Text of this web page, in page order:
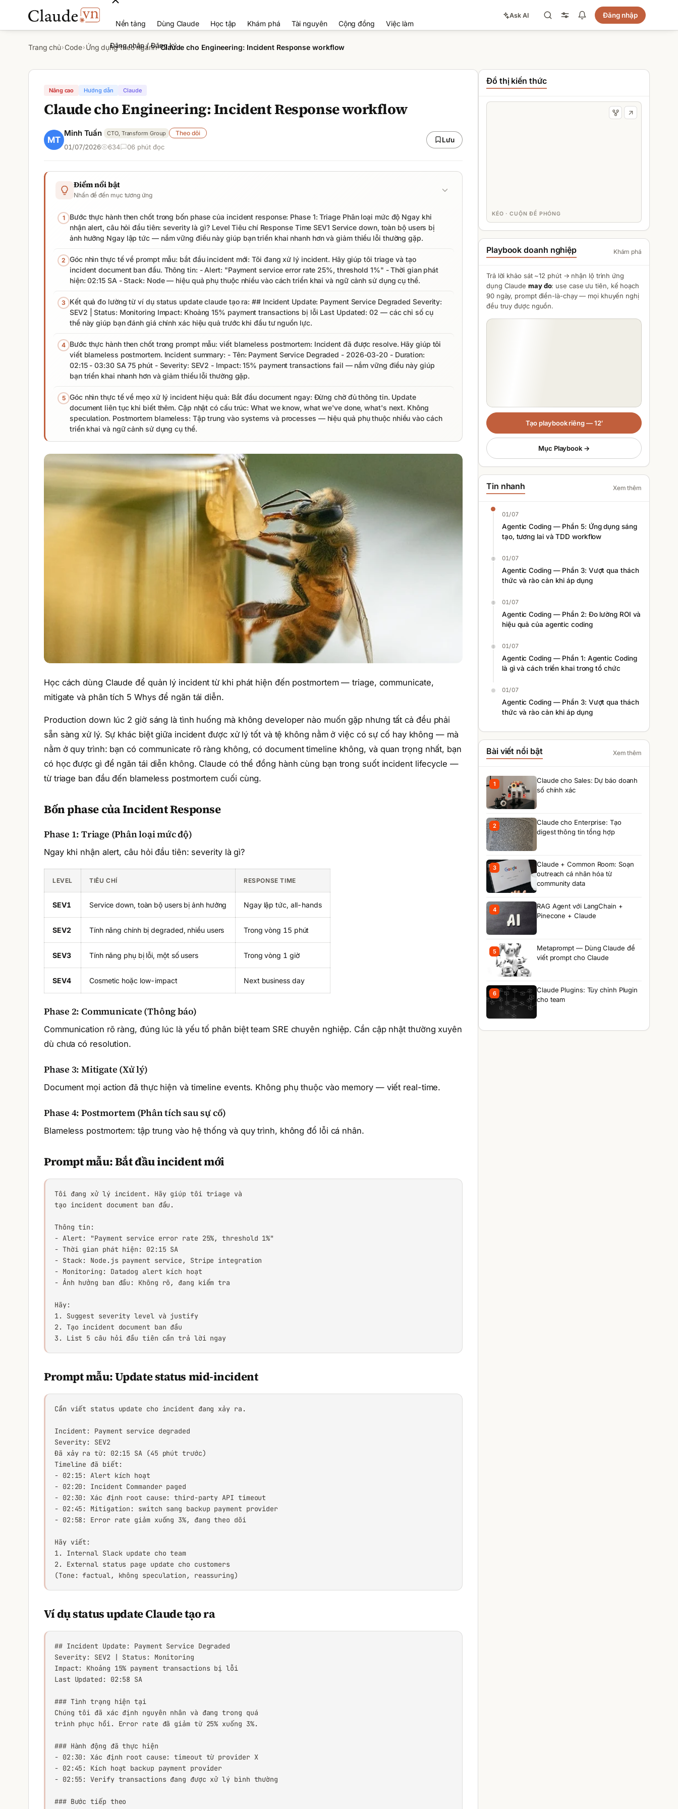
Nền tảng Dùng Claude Học tập Khám phá Tài nguyên Cộng đồng Việc làm
Đăng nhập / Đăng ký
Ask AI Đăng nhập
Trang chủ› Code› Ứng dụng theo ngành›Claude cho Engineering: Incident Response workflow
Nâng cao Hướng dẫn Claude
Claude cho Engineering: Incident Response workflow
Minh Tuấn CTO, Transform Group Theo dõi
01/07/2026 634 06phút đọc
Lưu
Điểm nổi bật
Nhấn để đến mục tương ứng
1
Bước thực hành then chốt trong bốn phase của incident response: Phase 1: Triage Phân loại mức độ Ngay khi
nhận alert, câu hỏi đầu tiên: severity là gì? Level Tiêu chí Response Time SEV1 Service down, toàn bộ users bị
ảnh hưởng Ngay lập tức — nắm vững điều này giúp bạn triển khai nhanh hơn và giảm thiểu lỗi thường gặp.
2 Góc nhìn thực tế về prompt mẫu: bắt đầu incident mới: Tôi đang xử lý incident. Hãy giúp tôi triage và tạo
incident document ban đầu. Thông tin: - Alert: "Payment service error rate 25%, threshold 1%" - Thời gian phát
hiện: 02:15 SA - Stack: Node — hiệu quả phụ thuộc nhiều vào cách triển khai và ngữ cảnh sử dụng cụ thể.
3
Kết quả đo lường từ ví dụ status update claude tạo ra: ## Incident Update: Payment Service Degraded Severity:
SEV2 | Status: Monitoring Impact: Khoảng 15% payment transactions bị lỗi Last Updated: 02 — các chỉ số cụ
thể này giúp bạn đánh giá chính xác hiệu quả trước khi đầu tư nguồn lực.
4
Bước thực hành then chốt trong prompt mẫu: viết blameless postmortem: Incident đã được resolve. Hãy giúp tôi
viết blameless postmortem. Incident summary: - Tên: Payment Service Degraded - 2026-03-20 - Duration:
02:15 - 03:30 SA 75 phút - Severity: SEV2 - Impact: 15% payment transactions fail — nắm vững điều này giúp
bạn triển khai nhanh hơn và giảm thiểu lỗi thường gặp.
5 Góc nhìn thực tế về mẹo xử lý incident hiệu quả: Bắt đầu document ngay: Đừng chờ đủ thông tin. Update
document liên tục khi biết thêm. Cập nhật có cấu trúc: What we know, what we've done, what's next. Không
speculation. Postmortem blameless: Tập trung vào systems và processes — hiệu quả phụ thuộc nhiều vào cách
triển khai và ngữ cảnh sử dụng cụ thể.
Học cách dùng Claude để quản lý incident từ khi phát hiện đến postmortem — triage, communicate,
mitigate và phân tích 5 Whys để ngăn tái diễn.
Production down lúc 2 giờ sáng là tình huống mà không developer nào muốn gặp nhưng tất cả đều phải
sẵn sàng xử lý. Sự khác biệt giữa incident được xử lý tốt và tệ không nằm ở việc có sự cố hay không — mà
nằm ở quy trình: bạn có communicate rõ ràng không, có document timeline không, và quan trọng nhất, bạn
có học được gì để ngăn tái diễn không. Claude có thể đồng hành cùng bạn trong suốt incident lifecycle —
từ triage ban đầu đến blameless postmortem cuối cùng.
Bốn phase của Incident Response
Phase 1: Triage (Phân loại mức độ)
Ngay khi nhận alert, câu hỏi đầu tiên: severity là gì?
LEVEL TIÊU CHÍ RESPONSE TIME
SEV1 Service down, toàn bộ users bị ảnh hưởng Ngay lập tức, all-hands
SEV2 Tính năng chính bị degraded, nhiều users Trong vòng 15 phút
SEV3 Tính năng phụ bị lỗi, một số users Trong vòng 1 giờ
SEV4 Cosmetic hoặc low-impact Next business day
Phase 2: Communicate (Thông báo)
Communication rõ ràng, đúng lúc là yếu tố phân biệt team SRE chuyên nghiệp. Cần cập nhật thường xuyên
dù chưa có resolution.
Phase 3: Mitigate (Xử lý)
Document mọi action đã thực hiện và timeline events. Không phụ thuộc vào memory — viết real-time.
Phase 4: Postmortem (Phân tích sau sự cố)
Blameless postmortem: tập trung vào hệ thống và quy trình, không đổ lỗi cá nhân.
Prompt mẫu: Bắt đầu incident mới
Tôi đang xử lý incident. Hãy giúp tôi triage và
tạo incident document ban đầu.
Thông tin:
- Alert: "Payment service error rate 25%, threshold 1%"
- Thời gian phát hiện: 02:15 SA
- Stack: Node.js payment service, Stripe integration
- Monitoring: Datadog alert kích hoạt
- Ảnh hưởng ban đầu: Không rõ, đang kiểm tra
Hãy:
1. Suggest severity level và justify
2. Tạo incident document ban đầu
3. List 5 câu hỏi đầu tiên cần trả lời ngay
Prompt mẫu: Update status mid-incident
Cần viết status update cho incident đang xảy ra.
Incident: Payment service degraded
Severity: SEV2
Đã xảy ra từ: 02:15 SA (45 phút trước)
Timeline đã biết:
- 02:15: Alert kích hoạt
- 02:20: Incident Commander paged
- 02:30: Xác định root cause: third-party API timeout
- 02:45: Mitigation: switch sang backup payment provider
- 02:58: Error rate giảm xuống 3%, đang theo dõi
Hãy viết:
1. Internal Slack update cho team
2. External status page update cho customers
(Tone: factual, không speculation, reassuring)
Ví dụ status update Claude tạo ra
## Incident Update: Payment Service Degraded
Severity: SEV2 | Status: Monitoring
Impact: Khoảng 15% payment transactions bị lỗi
Last Updated: 02:58 SA
### Tình trạng hiện tại
Chúng tôi đã xác định nguyên nhân và đang trong quá
trình phục hồi. Error rate đã giảm từ 25% xuống 3%.
### Hành động đã thực hiện
- 02:30: Xác định root cause: timeout từ provider X
- 02:45: Kích hoạt backup payment provider
- 02:55: Verify transactions đang được xử lý bình thường
### Bước tiếp theo
Đồ thị kiến thức
KÉO · CUỘN ĐỂ PHÓNG
Playbook doanh nghiệp Khám phá
Trả lời khảo sát ~12 phút → nhận lộ trình ứng
dụng Claude may đo: use case ưu tiên, kế hoạch
90 ngày, prompt điền-là-chạy — mọi khuyến nghị
đều truy được nguồn.
Tạo playbook riêng — 12′
Mục Playbook →
Tin nhanh Xem thêm
01/07
Agentic Coding — Phần 5: Ứng dụng sáng
tạo, tương lai và TDD workflow
01/07
Agentic Coding — Phần 3: Vượt qua thách
thức và rào cản khi áp dụng
01/07
Agentic Coding — Phần 2: Đo lường ROI và
hiệu quả của agentic coding
01/07
Agentic Coding — Phần 1: Agentic Coding
là gì và cách triển khai trong tổ chức
01/07
Agentic Coding — Phần 3: Vượt qua thách
thức và rào cản khi áp dụng
Bài viết nổi bật Xem thêm
1
Claude cho Sales: Dự báo doanh
số chính xác
2
Claude cho Enterprise: Tạo
digest thông tin tổng hợp
3
Claude + Common Room: Soạn
outreach cá nhân hóa từ
community data
4
RAG Agent với LangChain +
Pinecone + Claude
5
Metaprompt — Dùng Claude để
viết prompt cho Claude
6
Claude Plugins: Tùy chỉnh Plugin
cho team